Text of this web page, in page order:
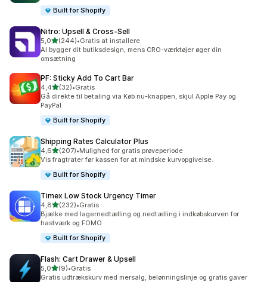
Built for Shopify
Nitro: Upsell & Cross‑Sell
5,0ud af 5 stjerner
(244)
244 anmeldelser i alt
•Gratis at installere
AI bygger dit butiksdesign, mens CRO-værktøjer øger din
omsætning
PF: Sticky Add To Cart Bar
4,4ud af 5 stjerner
(32)
32 anmeldelser i alt
•Gratis
Gå direkte til betaling via Køb nu-knappen, skjul Apple Pay og
PayPal
Built for Shopify
Shipping Rates Calculator Plus
4,6ud af 5 stjerner
(207)
207 anmeldelser i alt
•Mulighed for gratis prøveperiode
Vis fragtrater før kassen for at mindske kurvopgivelse.
Built for Shopify
Timex Low Stock Urgency Timer
4,8ud af 5 stjerner
(232)
232 anmeldelser i alt
•Gratis
Bjælke med lagernedtælling og nedtælling i indkøbskurven for
hastværk og FOMO
Built for Shopify
Flash: Cart Drawer & Upsell
5,0ud af 5 stjerner
(9)
9 anmeldelser i alt
•Gratis
Gratis udtrækskurv med mersalg, belønningslinje og gratis gaver